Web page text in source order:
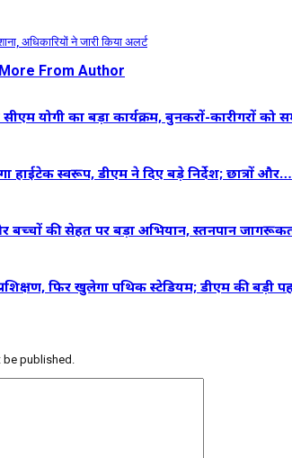
अधिकारियों ने जारी किया अलर्ट
More From Author
सीएम योगी का बड़ा कार्यक्रम, बुनकरों-कारीगरों को
हाईटेक स्वरूप, डीएम ने दिए बड़े निर्देश; छात्रों और…
बच्चों की सेहत पर बड़ा अभियान, स्तनपान
फिर खुलेगा पथिक स्टेडियम; डीएम की बड़ी
published.